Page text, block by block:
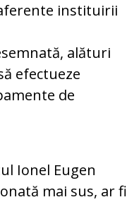
instituirii
alături
efectueze
de
Ionel Eugen
mai sus, ar fi